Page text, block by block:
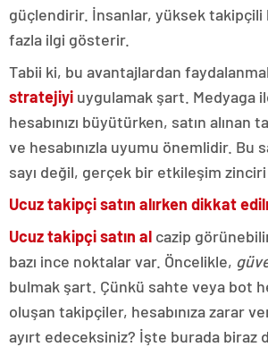
güçlendirir. İnsanlar, yüksek takipçili
fazla ilgi gösterir.
Tabii ki, bu avantajlardan
stratejiyi uygulamak şart. Medyaga
hesabınızı büyütürken, satın alınan
ve hesabınızla uyumu önemlidir. Bu
sayı değil, gerçek bir etkileşim
Ucuz takipçi satın alırken dikkat
Ucuz takipçi satın al cazip
bazı ince noktalar var. Öncelikle,
bulmak şart. Çünkü sahte veya bot
oluşan takipçiler, hesabınıza zarar
ayırt edeceksiniz? İşte burada biraz